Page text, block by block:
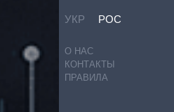
УКР РОС
О НАС
КОНТАКТЫ
ПРАВИЛА